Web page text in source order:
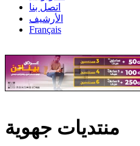
اتصل بنا
الأرشيف
Français
منتديات جهوية